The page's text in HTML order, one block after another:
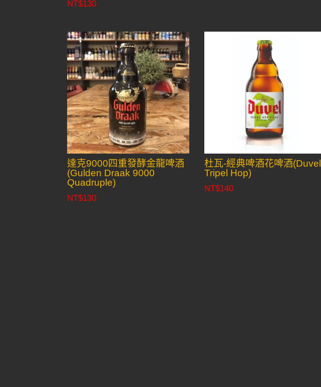
NT$130
達克9000四重發酵金龍啤酒
(Gulden Draak 9000
Quadruple)
NT$130
杜瓦-經典啤酒花啤酒(Duvel
Tripel Hop)
NT$140